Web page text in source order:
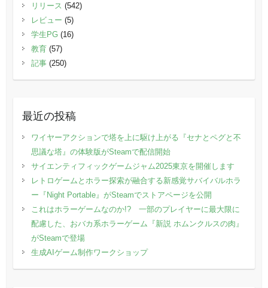
リリース (542)
レビュー (5)
学生PG(16)
教育(57)
記事(250)
最近の投稿
ワイヤーアクションで塔を上に駆け上がる『セナとペグと不
思議な塔』の体験版がSteamで配信開始
サイエンティフィックゲームジャム2025東京を開催します
レトロゲームとホラー探索が融合する新感覚サバイバルホラ
ー『Night Portable』がSteamでストアページを公開
これはホラーゲームなのか!? 一部のプレイヤーに最大限に
配慮した、おバカ系ホラーゲーム『新説 ホムンクルスの肉』
がSteamで登場
生成AIゲーム制作ワークショップ